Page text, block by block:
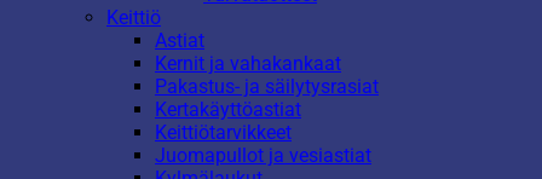
Keittiö
Astiat
Kernit ja vahakankaat
Pakastus- ja säilytysrasiat
Kertakäyttöastiat
Keittiötarvikkeet
Juomapullot ja vesiastiat